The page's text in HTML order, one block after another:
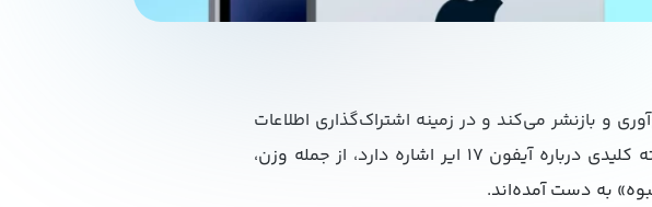
و بازنشر می‌کند و در زمینه اشتراک‌گذاری اطلاعات
زنجیره تأمین، سابقه نسبتاً قابل‌قبولی دارد. پست امروز این کاربر به چند نکته کلیدی درباره آیفون ۱۷ ایر اشاره دارد، از جمله وزن،
به دست آمده‌اند.